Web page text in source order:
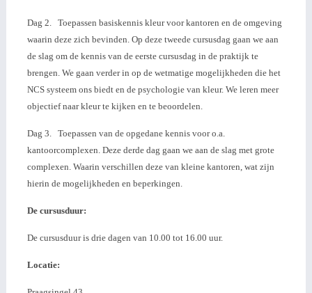
Dag 2. Toepassen basiskennis kleur voor kantoren en de omgeving
waarin deze zich bevinden. Op deze tweede cursusdag gaan we aan
de slag om de kennis van de eerste cursusdag in de praktijk te
brengen. We gaan verder in op de wetmatige mogelijkheden die het
NCS systeem ons biedt en de psychologie van kleur. We leren meer
objectief naar kleur te kijken en te beoordelen.
Dag 3. Toepassen van de opgedane kennis voor o.a.
kantoorcomplexen. Deze derde dag gaan we aan de slag met grote
complexen. Waarin verschillen deze van kleine kantoren, wat zijn
hierin de mogelijkheden en beperkingen.
De cursusduur:
De cursusduur is drie dagen van 10.00 tot 16.00 uur.
Locatie: